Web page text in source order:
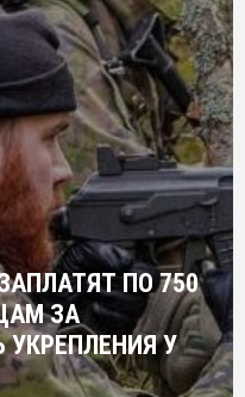
ПО 750
ЗА
УКРЕПЛЕНИЯ У